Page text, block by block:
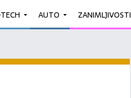
AUTO ZANIMLJIVOSTI